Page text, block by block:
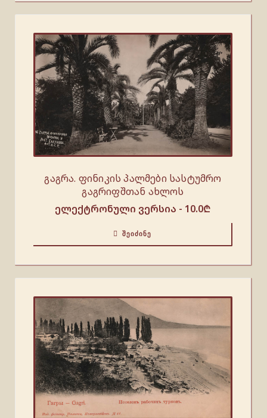
გაგრა. ფინიკის პალმები სასტუმრო
გაგრიფშთან ახლოს
ელექტრონული ვერსია - 10.0₾
ᲨᲔᲘᲫᲘᲜᲔ